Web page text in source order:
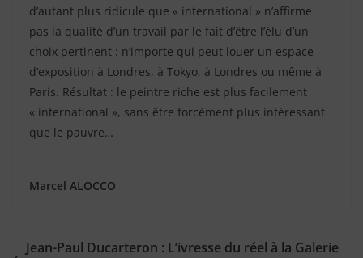
d’autant plus ridicule que « international » n’affirme
pas la qualité d’un travail par le fait d’être l’élu d’un
choix pertinent : n’importe qui peut louer un espace
d’exposition à Londres, à Tokyo, à Londres ou même à
Paris. Résultat : le peintre riche est plus facilement
« international », sans être forcément plus intéressant
que le pauvre…
Marcel ALOCCO
Jean-Paul Ducarteron : L’ivresse du réel à la Galerie